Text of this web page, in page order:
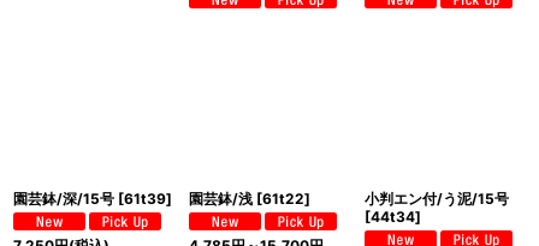
園芸鉢/深/15号 [61t39] 園芸鉢/浅 [61t22]
小判エン付/う泥/15号
[44t34]